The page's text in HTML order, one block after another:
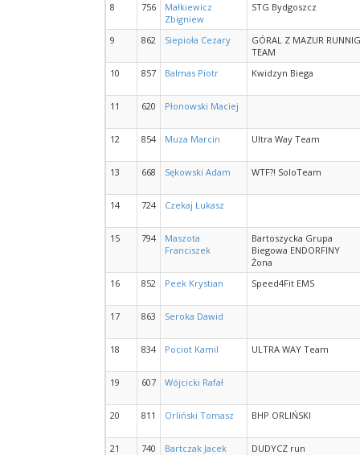
8 756
Małkiewicz
Zbigniew
STG Bydgoszcz
9 862 Siepioła Cezary
GÓRAL Z MAZUR RUNNIG
TEAM
10
857 Balmas Piotr Kwidzyn Biega
11 620 Płonowski Maciej
12 854 Muza Marcin Ultra Way Team
13 668 Sękowski Adam WTF?! SoloTeam
14 724 Czekaj Łukasz
15 794
Maszota
Franciszek
Bartoszycka Grupa
Biegowa ENDORFINY
Żona
16
852 Peek Krystian Speed4Fit EMS
17 863 Seroka Dawid
18 834 Pociot Kamil ULTRA WAY Team
19 607 Wójcicki Rafał
20 811 Orliński Tomasz BHP ORLIŃSKI
21 740 Bartczak Jacek DUDYCZ run